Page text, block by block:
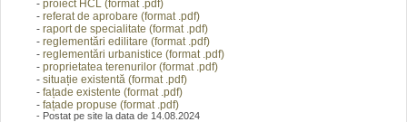
- proiect HCL (format .pdf)
- referat de aprobare (format .pdf)
- raport de specialitate (format .pdf)
- reglementări edilitare (format .pdf)
- reglementări urbanistice (format .pdf)
- proprietatea terenurilor (format .pdf)
- situație existentă (format .pdf)
- fațade existente (format .pdf)
- fațade propuse (format .pdf)
- Postat pe site la data de 14.08.2024